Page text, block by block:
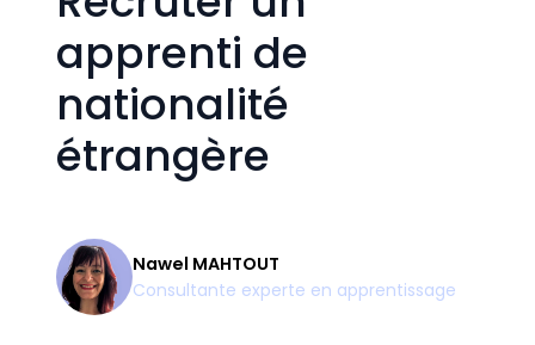
apprenti de
nationalité
étrangère
Nawel MAHTOUT
Consultante experte en apprentissage